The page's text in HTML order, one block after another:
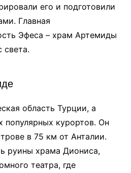
его и подготовили
Главная
Эфеса – храм Артемиды
света.
область Турции, а
курортов. Он
в 75 км от Анталии.
руины храма Диониса,
театра, где